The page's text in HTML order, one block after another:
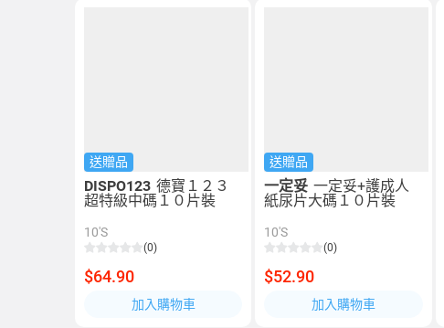
送贈品
DISPO123 德寶１２３
超特級中碼１０片裝
10'S
(0)
$64.90
加入購物車
送贈品
一定妥 一定妥+護成人
紙尿片大碼１０片裝
10'S
(0)
$52.90
加入購物車